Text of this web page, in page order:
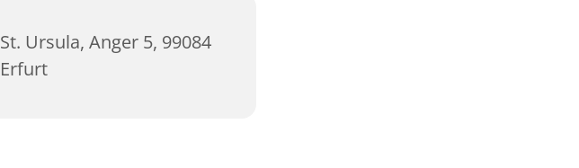
St. Ursula, Anger 5, 99084
Erfurt